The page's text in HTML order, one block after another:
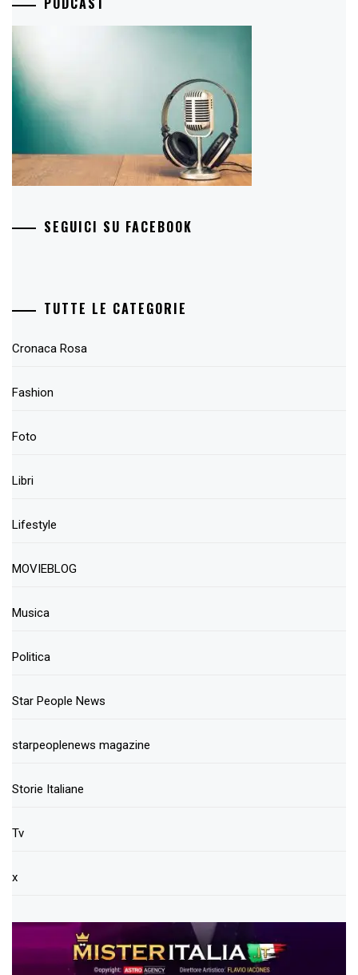
SEGUICI SU FACEBOOK
TUTTE LE CATEGORIE
Cronaca Rosa
Fashion
Foto
Libri
Lifestyle
MOVIEBLOG
Musica
Politica
Star People News
starpeoplenews magazine
Storie Italiane
Tv
x